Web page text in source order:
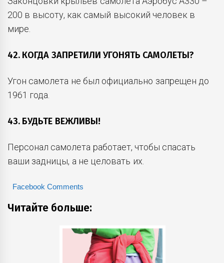
200 в высоту, как самый высокий человек в
мире.
42. КОГДА ЗАПРЕТИЛИ УГОНЯТЬ САМОЛЕТЫ?
Угон самолета не был официально запрещен до
1961 года.
43. БУДЬТЕ ВЕЖЛИВЫ!
Персонал самолета работает, чтобы спасать
ваши задницы, а не целовать их.
Facebook Comments
Читайте больше: